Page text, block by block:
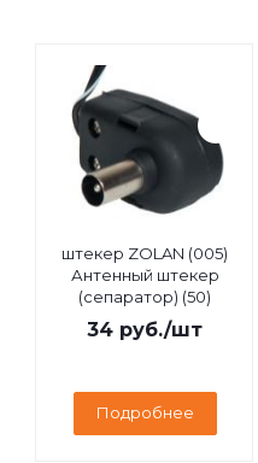
штекер ZOLAN (005)
Антенный штекер
(сепаратор) (50)
34 руб./шт
Подробнее